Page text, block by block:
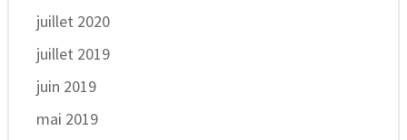
juillet 2020
juillet 2019
juin 2019
mai 2019